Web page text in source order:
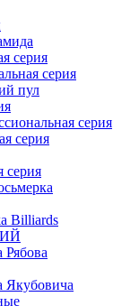
серия
серия
пул
серия
серия
серия
Billiards
Якубовича